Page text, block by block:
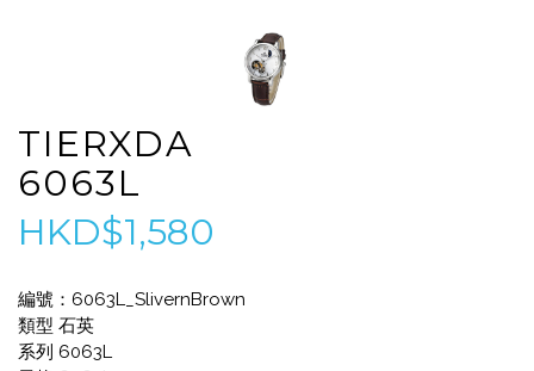
TIERXDA
6063L
HKD$1,580
編號：6063L_SlivernBrown
類型 石英
系列 6063L